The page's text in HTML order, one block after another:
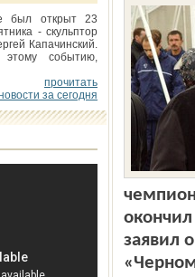
был открыт 23
- скульптор
Капачинский.
событию,
прочитать
за сегодня
заявил